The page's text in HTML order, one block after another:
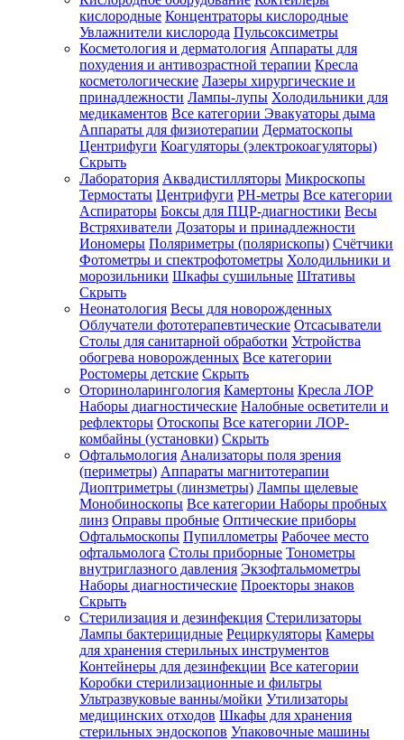
Зарегистрироваться
Зачем
регистрироваться?
Все
покупки
одном
месте
Личный
менеджер
Отслеживание
статуса
заказа
кислородные Концентраторы кислородные
Увлажнители кислорода Пульсоксиметры
Косметология и дерматология Аппараты для
похудения и антивозрастной терапии Кресла
косметологические Лазеры хирургические и
принадлежности Лампы-лупы Холодильники для
медикаментов Все категории Эвакуаторы дыма
Аппараты для физиотерапии Дерматоскопы
Центрифуги Коагуляторы (электрокоагуляторы)
Скрыть
Лаборатория Аквадистилляторы Микроскопы
Термостаты Центрифуги PH-метры Все категории
Аспираторы Боксы для ПЦР-диагностики Весы
Встряхиватели Дозаторы и принадлежности
Иономеры Поляриметры (полярископы) Счётчики
Фотометры и спектрофотометры Холодильники и
морозильники Шкафы сушильные Штативы
Скрыть
Неонатология Весы для новорожденных
Облучатели фототерапевтические Отсасыватели
Столы для санитарной обработки Устройства
обогрева новорожденных Все категории
Ростомеры детские Скрыть
Оториноларингология Камертоны Кресла ЛОР
Наборы диагностические Налобные осветители и
рефлекторы Отоскопы Все категории ЛОР-
комбайны (установки) Скрыть
Офтальмология Анализаторы поля зрения
(периметры) Аппараты магнитотерапии
Диоптриметры (линзметры) Лампы щелевые
Монобиноскопы Все категории Наборы пробных
линз Оправы пробные Оптические приборы
Офтальмоскопы Пупиллометры Рабочее место
офтальмолога Столы приборные Тонометры
внутриглазного давления Экзофтальмометры
Наборы диагностические Проекторы знаков
Скрыть
Стерилизация и дезинфекция Стерилизаторы
Лампы бактерицидные Рециркуляторы Камеры
для хранения стерильных инструментов
Контейнеры для дезинфекции Все категории
Коробки стерилизационные и фильтры
Ультразвуковые ванны/мойки Утилизаторы
медицинских отходов Шкафы для хранения
стерильных эндоскопов Упаковочные машины